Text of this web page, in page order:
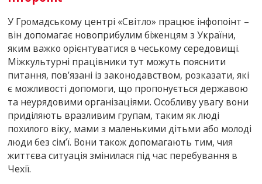
У Громадському центрі «Світло» працює інфопоінт –
він допомагає новоприбулим біженцям з України,
яким важко орієнтуватися в чеському середовищі.
Міжкультурні працівники тут можуть пояснити
питання, пов’язані із законодавством, розказати, які
є можливості допомоги, що пропонується державою
та неурядовими організаціями. Особливу увагу вони
приділяють вразливим групам, таким як люді
похилого віку, мами з маленькими дітьми або молоді
люди без сім’ї. Вони також допомагають тим, чия
життєва ситуація змінилася під час перебування в
Чехії.